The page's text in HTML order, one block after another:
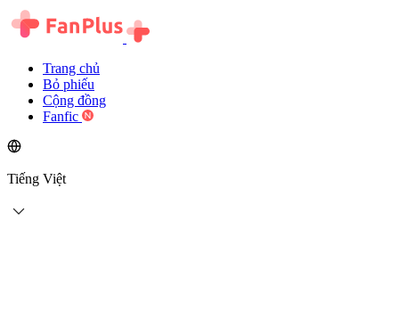
Trang chủ
Bỏ phiếu
Cộng đồng
Fanfic
Tiếng Việt